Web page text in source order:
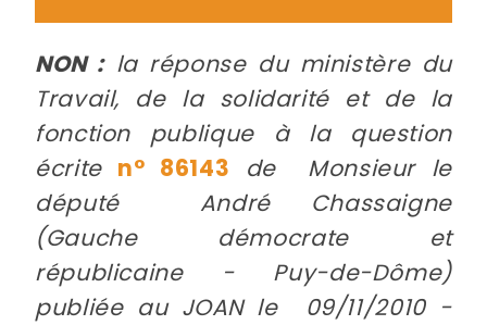
NON :la réponse du ministère du
Travail, de la solidarité et de la
fonction publique à la question
écrite n° 86143 de Monsieur le
député André Chassaigne
(Gauche démocrate et
républicaine - Puy-de-Dôme)
publiée au JOAN le 09/11/2010 -